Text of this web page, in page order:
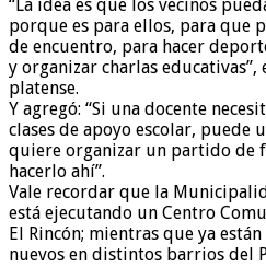
“La idea es que los vecinos
porque es para ellos, para que
de encuentro, para hacer
y organizar charlas
platense.
Y agregó: “Si una docente
clases de apoyo escolar, puede
quiere organizar un partido de
hacerlo ahí”.
Vale recordar que la
está ejecutando un Centro
El Rincón; mientras que ya
nuevos en distintos barrios del